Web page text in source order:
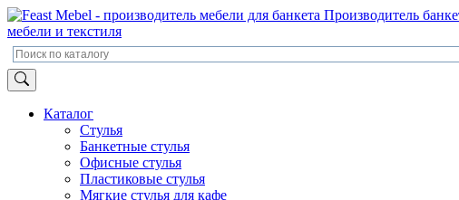
Производитель
мебели и текстиля
Каталог
Стулья
Банкетные стулья
Офисные стулья
Пластиковые стулья
Мягкие стулья для кафе